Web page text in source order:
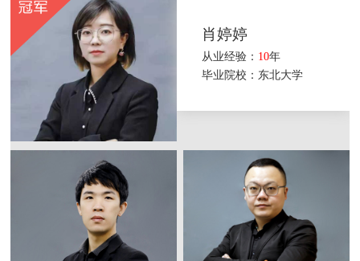
肖婷婷
从业经验： 10年
毕业院校：东北大学